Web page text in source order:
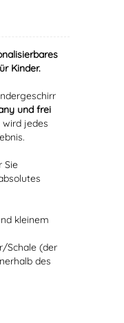
Kinder.
und frei
jedes
Sie
kleinem
Schale (der
des